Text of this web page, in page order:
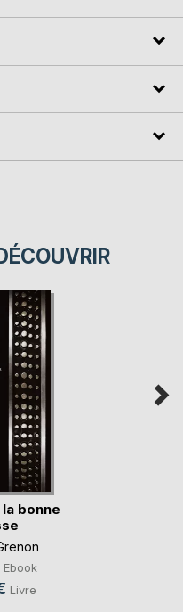
bonne
Ebook
Livre